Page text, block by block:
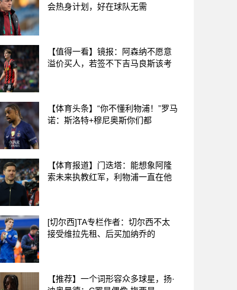
会热身计划，好在球队无需
【值得一看】镜报：阿森纳不愿意
溢价买人，若签不下吉马良斯该考
【体育头条】“你不懂利物浦！”罗马
诺：斯洛特+穆尼奥斯你们都
【体育报道】门迭塔：能想象阿隆
索未来执教红军，利物浦一直在他
[切尔西]TA专栏作者：切尔西不太
接受维拉先租、后买加纳乔的
【推荐】一个词形容众多球星，扬·